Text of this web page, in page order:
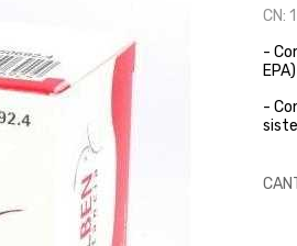
CN:
-
EPA)
-